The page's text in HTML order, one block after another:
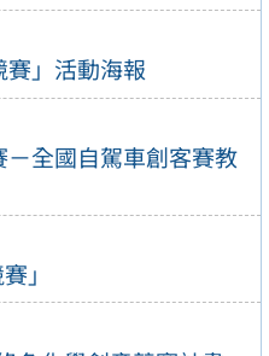
賽」活動海報
全國自駕車創客賽教
」